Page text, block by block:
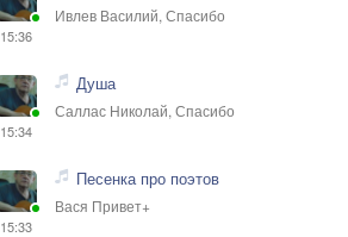
15:36
Ивлев Василий, Спасибо
15:34
Душа
Саллас Николай, Спасибо
15:33
Песенка про поэтов
Вася Привет+